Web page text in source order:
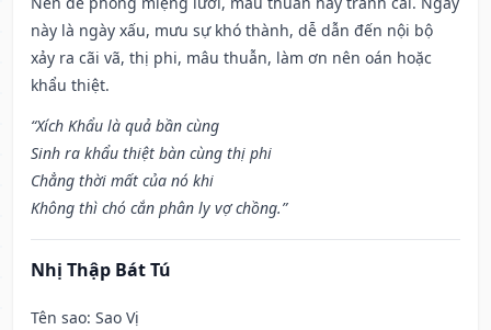
này là ngày xấu, mưu sự khó thành, dễ dẫn đến nội bộ
xảy ra cãi vã, thị phi, mâu thuẫn, làm ơn nên oán hoặc
khẩu thiệt.
“Xích Khẩu là quả bần cùng
Sinh ra khẩu thiệt bàn cùng thị phi
Chẳng thời mất của nó khi
Không thì chó cắn phân ly vợ chồng.”
Nhị Thập Bát Tú
Tên sao: Sao Vị